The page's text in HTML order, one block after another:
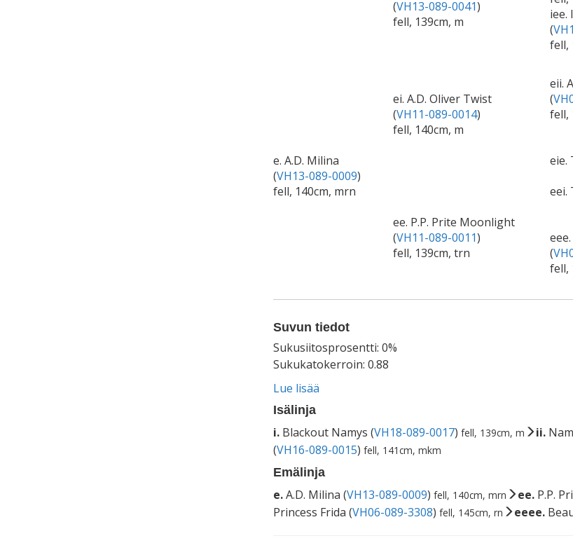
(VH13-089-0041)
fell, 139cm, m
iee.
(
fell,
e. A.D. Milina
(VH13-089-0009)
fell, 140cm, mrn
ei. A.D. Oliver Twist
(VH11-089-0014)
fell, 140cm, m
eii.
(
fell,
eie.
ee. P.P. Prite Moonlight
(VH11-089-0011)
fell, 139cm, trn
eei.
(
fell,
Suvun tiedot
Sukusiitosprosentti: 0%
Sukukatokerroin: 0.88
Lue lisää
Isälinja
i. Blackout Namys (VH18-089-0017) fell, 139cm, m ii.
(VH16-089-0015) fell, 141cm, mkm
Emälinja
e.A.D. Milina (VH13-089-0009) fell, 140cm, mrn ee. P.P.
Princess Frida (VH06-089-3308) fell, 145cm, rn eeee.